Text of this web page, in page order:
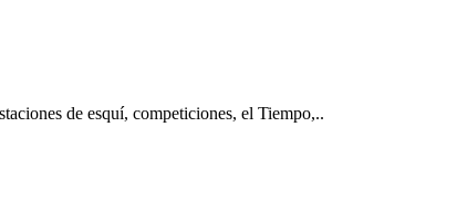
de esquí, competiciones, el Tiempo,..